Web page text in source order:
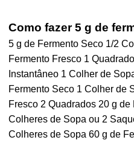
Como fazer 5 g de
5 g de Fermento Seco 1/2
Fermento Fresco 1
Instantâneo 1 Colher de
Fermento Seco 1 Colher de
Fresco 2 Quadrados 20 g
Colheres de Sopa ou 2
Colheres de Sopa 60 g de